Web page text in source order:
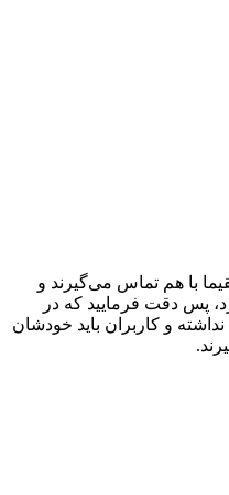
هم تماس می‌گیرند و
دقت فرمایید که در
و کاربران باید خودشان